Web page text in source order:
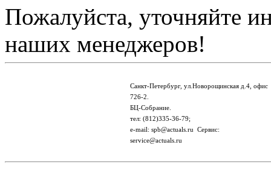
Пожалуйста, уточняйте
наших менеджеров!
Санкт-Петербург, ул.Новорощинская д.4, офис
726-2.
БЦ-Собрание.
тел: (812)335-36-79;
e-mail: spb@actuals.ru Сервис:
service@actuals.ru